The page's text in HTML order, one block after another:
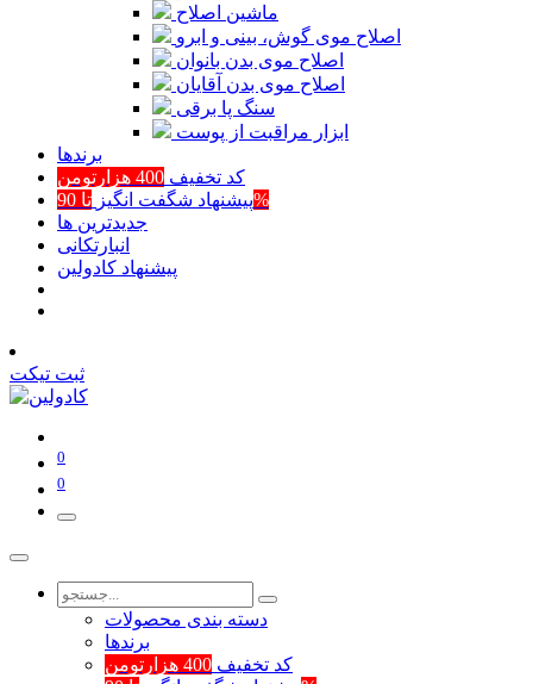
ماشین اصلاح
اصلاح موی گوش، بینی و ابرو
اصلاح موی بدن بانوان
اصلاح موی بدن آقایان
سنگ پا برقی
ابزار مراقبت از پوست
برند‌ها
کد تخفیف 400 هزارتومن
پیشنهاد شگفت انگیزتا 90%
جدیدترین ها
انبارتکانی
پیشنهاد کادولین
ثبت تیکت
0
0
دسته بندی محصولات
برند‌ها
کد تخفیف 400 هزارتومن